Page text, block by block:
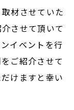
材させていた
させて頂いて
イベントを行
ご紹介させて
けますと幸い